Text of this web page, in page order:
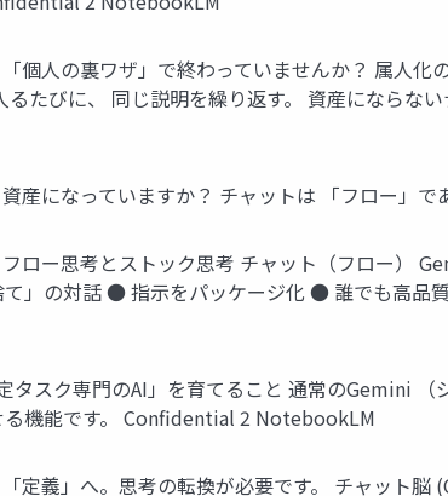
個人の裏ワザ」で終わっていませんか？ 属人
るたびに、 同じ説明を繰り返す。 資産になら
産になっていますか？ チャットは 「フロー」
ロー思考とストック思考 チャット（フロー）
」の対話 ● 指示をパッケージ化 ● 誰でも高
タスク専門のAI」を育てること 通常のGemini
る機能です。 Confidential 2 NotebookLM
定義」へ。思考の転換が必要です。 チャット